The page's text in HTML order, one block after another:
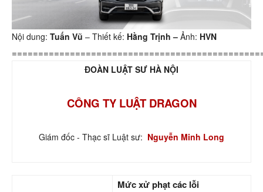
Nội dung: Tuấn Vũ – Thiết kế: Hằng Trịnh – Ảnh: HVN
ĐOÀN LUẬT SƯ HÀ NỘI
CÔNG TY LUẬT DRAGON
Giám đốc - Thạc sĩ Luật sư: Nguyễn Minh Long
Mức xử phạt các lỗi